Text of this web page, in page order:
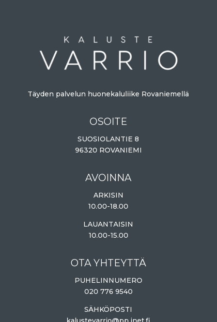
Täyden palvelun huonekaluliike Rovaniemellä
OSOITE
SUOSIOLANTIE 8
96320 ROVANIEMI
AVOINNA
ARKISIN
10.00-18.00
LAUANTAISIN
10.00-15.00
OTA YHTEYTTÄ
PUHELINNUMERO
020 776 9540
SÄHKÖPOSTI